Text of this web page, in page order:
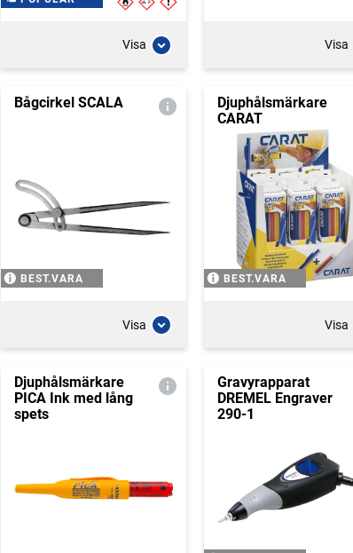
Visa Visa
Bågcirkel SCALA
BEST.VARA
Visa
Djuphålsmärkare
CARAT
BEST.VARA
Visa
Djuphålsmärkare
PICA Ink med lång
spets
Gravyrapparat
DREMEL Engraver
290-1